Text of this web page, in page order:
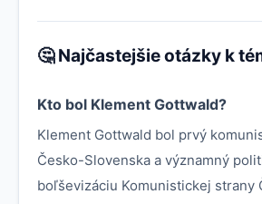
🤔 Najčastejšie otázky k
Kto bol Klement Gottwald?
Klement Gottwald bol prvý
Česko-Slovenska a významný
boľševizáciu Komunistickej strany